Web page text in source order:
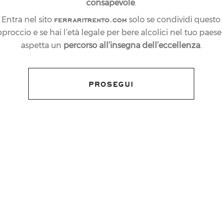
consapevole.
Entra nel sito ferraritrento.com solo se condividi questo
e se hai l’età legale per bere alcolici nel tuo
aspetta un percorso all’insegna dell’eccellenza.
PROSEGUI